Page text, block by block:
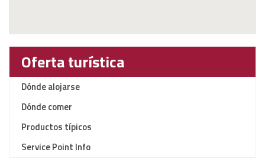
Oferta turística
Dónde alojarse
Dónde comer
Productos típicos
Service Point Info